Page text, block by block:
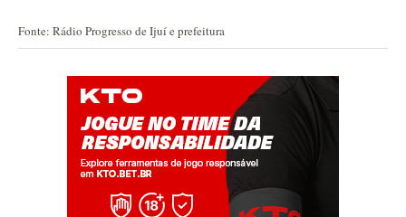
Fonte: Rádio Progresso de Ijuí e prefeitura